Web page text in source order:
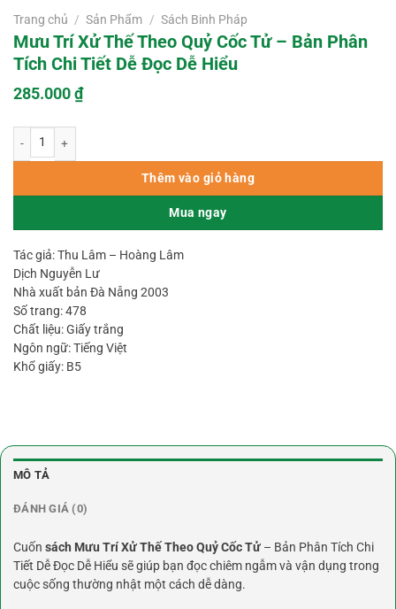
Trang chủ / Sản Phẩm / Sách Binh Pháp
Mưu Trí Xử Thế Theo Quỷ Cốc Tử – Bản Phân
Tích Chi Tiết Dễ Đọc Dễ Hiểu
285.000₫
Thêm vào giỏ hàng
Mua ngay
Tác giả: Thu Lâm – Hoàng Lâm
Dịch Nguyễn Lư
Nhà xuất bản Đà Nẵng 2003
Số trang: 478
Chất liệu: Giấy trắng
Ngôn ngữ: Tiếng Việt
Khổ giấy: B5
MÔ TẢ
ĐÁNH GIÁ (0)
Cuốn sách Mưu Trí Xử Thế Theo Quỷ Cốc Tử – Bản Phân Tích Chi
Tiết Dễ Đọc Dễ Hiểu sẽ giúp bạn đọc chiêm ngẫm và vận dụng trong
cuộc sống thường nhật một cách dễ dàng.